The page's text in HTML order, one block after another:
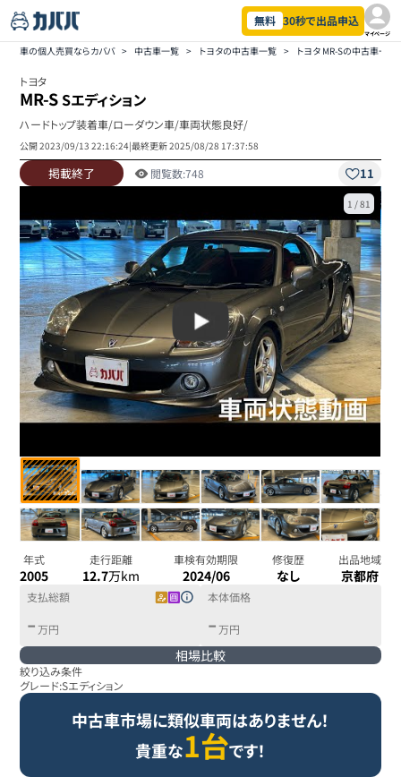
無料 30秒で出品申込
マイページ
車の個人売買ならカババ > 中古車一覧 > トヨタの中古車一覧 > トヨタ MR-Sの中古車一覧
トヨタ
MR-SSエディション
ハードトップ装着車/ローダウン車/車両状態良好/
公開2023/09/13 22:16:24|最終更新2025/08/28 17:37:58
掲載終了 閲覧数:748 11
1 /81
年式
2005
走行距離
12.7万km
車検有効期限
2024/06
修復歴
なし
出品地域
京都府
支払総額
- 万円
本体価格
- 万円
相場比較
絞り込み条件
グレード:Sエディション
中古車市場に類似車両はありません！
貴重な1台です！